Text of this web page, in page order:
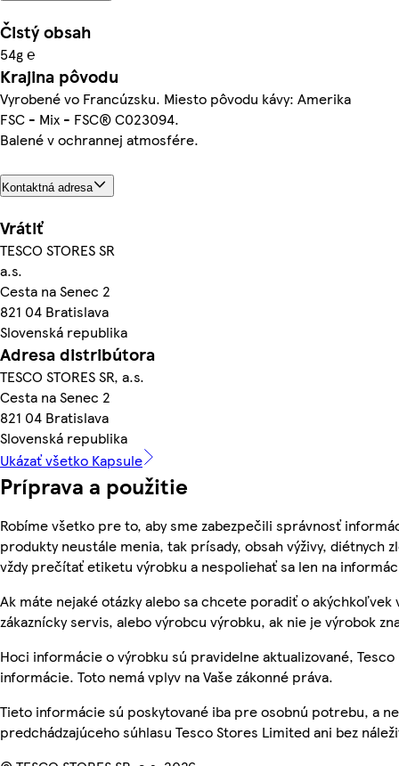
Čistý obsah
54g ℮
Krajina pôvodu
Vyrobené vo Francúzsku. Miesto pôvodu kávy: Amerika
FSC - Mix - FSC® C023094.
Balené v ochrannej atmosfére.
Kontaktná adresa
Vrátiť
TESCO STORES SR
a.s.
Cesta na Senec 2
821 04 Bratislava
Slovenská republika
Adresa distribútora
TESCO STORES SR, a.s.
Cesta na Senec 2
821 04 Bratislava
Slovenská republika
Ukázať všetko Kapsule
Príprava a použitie
Robíme všetko pre to, aby sme zabezpečili správnosť
produkty neustále menia, tak prísady, obsah výživy, diétnych
vždy prečítať etiketu výrobku a nespoliehať sa len na
Ak máte nejaké otázky alebo sa chcete poradiť o akýchkoľvek
zákaznícky servis, alebo výrobcu výrobku, ak nie je výrobok
Hoci informácie o výrobku sú pravidelne aktualizované,
informácie. Toto nemá vplyv na Vaše zákonné práva.
Tieto informácie sú poskytované iba pre osobnú potrebu, a
predchádzajúceho súhlasu Tesco Stores Limited ani bez